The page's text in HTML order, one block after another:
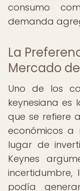
consumo
demanda
La
Mercado
Uno de los
keynesiana es
que se refiere
económicos a
lugar de
Keynes
podía